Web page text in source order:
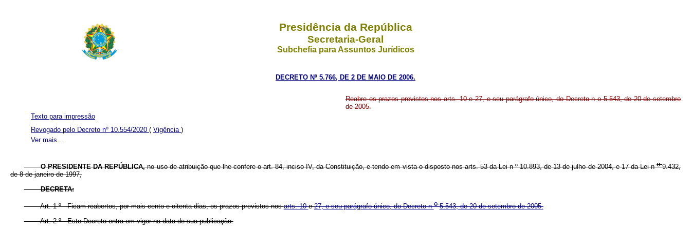
Presidência da República
Secretaria-Geral
Subchefia para Assuntos Jurídicos
DECRETO Nº 5.766, DE 2 DE MAIO DE 2006.
Reabre os prazos previstos nos arts. 10 e 27, e seu parágrafo único, do Decreto n o 5.543, de 20 de setembro
de 2005.
Ver mais...
Texto para impressão
Revogado pelo Decreto nº 10.554/2020 ( Vigência )
O PRESIDENTE DA REPÚBLICA,no uso de atribuição que lhe confere o art. 84, inciso IV, da Constituição, e tendo em vista o disposto nos arts. 53 da Lei nº10.893, de 13 de julho de 2004, e 17 da Lei no9.432,
de 8 de janeiro de 1997,
DECRETA:
Art. 1ºFicam reabertos, por mais cento e oitenta dias, os prazos previstos nosarts. 10e27, e seu parágrafo único, do Decreto no5.543, de 20 de setembro de 2005.
Art. 2ºEste Decreto entra em vigor na data de sua publicação.